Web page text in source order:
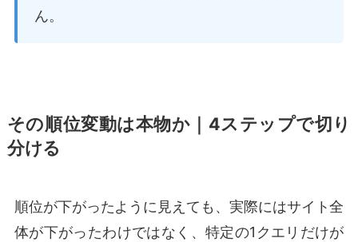
ん。
その順位変動は本物か｜4ステップで切り
分ける
順位が下がったように見えても、実際にはサイト全
体が下がったわけではなく、特定の1クエリだけが